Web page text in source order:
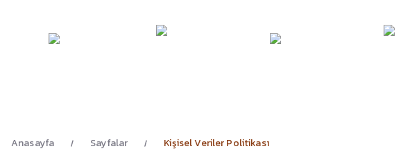
Anasayfa Sayfalar Kişisel Veriler Politikası